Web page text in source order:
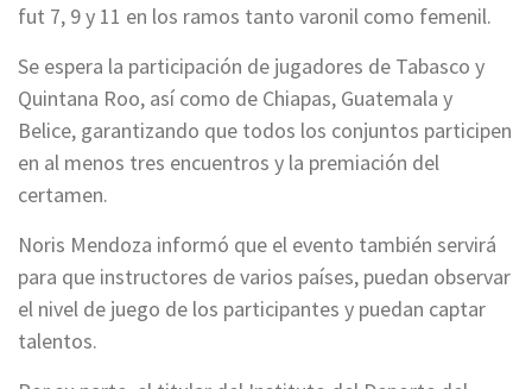
fut 7, 9 y 11 en los ramos tanto varonil como femenil.
Se espera la participación de jugadores de Tabasco y
Quintana Roo, así como de Chiapas, Guatemala y
Belice, garantizando que todos los conjuntos participen
en al menos tres encuentros y la premiación del
certamen.
Noris Mendoza informó que el evento también servirá
para que instructores de varios países, puedan observar
el nivel de juego de los participantes y puedan captar
talentos.